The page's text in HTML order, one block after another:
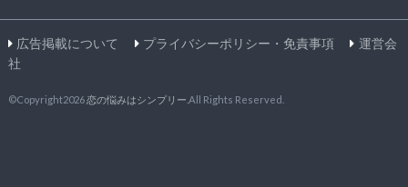
広告掲載について プライバシーポリシー・免責事項
運営会
社
©Copyright2026恋の悩みはシンプリー .All Rights Reserved.